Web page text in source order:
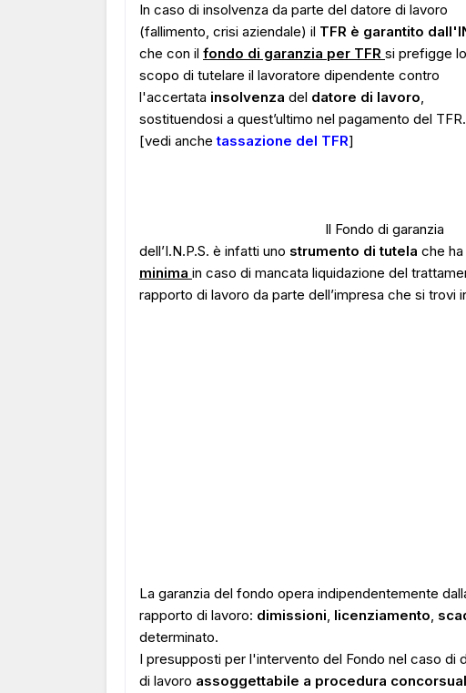
In caso di insolvenza da parte del datore di lavoro
(fallimento, crisi aziendale) il TFR è garantito
che con il fondo di garanzia per TFR si prefigge lo
scopo di tutelare il lavoratore dipendente contro
l'accertata insolvenza del datore di lavoro,
sostituendosi a quest’ultimo nel pagamento del TFR.
[vedi anchetassazione del TFR]
Il Fondo di garanzia
dell’I.N.P.S. è infatti uno strumento di tutela che
minima in caso di mancata liquidazione del
rapporto di lavoro da parte dell’impresa che si trovi
La garanzia del fondo opera indipendentemente
rapporto di lavoro: dimissioni, licenziamento,
determinato.
I presupposti per l'intervento del Fondo nel caso di
di lavoro assoggettabile a procedura